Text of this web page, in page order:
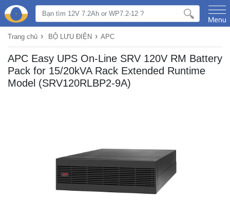
Trang chủ › BỘ LƯU ĐIỆN › APC
APC Easy UPS On-Line SRV 120V RM Battery
Pack for 15/20kVA Rack Extended Runtime
Model (SRV120RLBP2-9A)